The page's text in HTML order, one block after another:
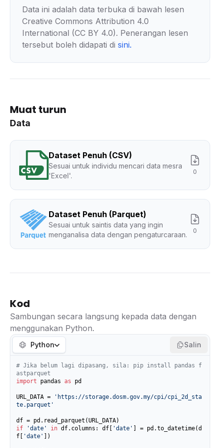
Data ini adalah data terbuka di bawah lesen
Creative Commons Attribution 4.0
International (CC BY 4.0). Penerangan lesen
tersebut boleh didapati di sini.
Muat turun
Data
Dataset Penuh (CSV)
Sesuai untuk individu mencari data mesra
'Excel'.
0
Dataset Penuh (Parquet)
Sesuai untuk saintis data yang ingin
menganalisa data dengan pengaturcaraan.
0
Kod
Sambungan secara langsung kepada data dengan
menggunakan Python.
Python Salin
# Jika belum lagi dipasang, sila: pip install pandas f
astparquet
import pandas as pd
URL_DATA =
'https://storage.dosm.gov.my/cpi/cpi_2d_sta
te.parquet'
if
'date' in df.columns: df[ 'date'
] = pd.to_datetime(d
f[
'date' ])